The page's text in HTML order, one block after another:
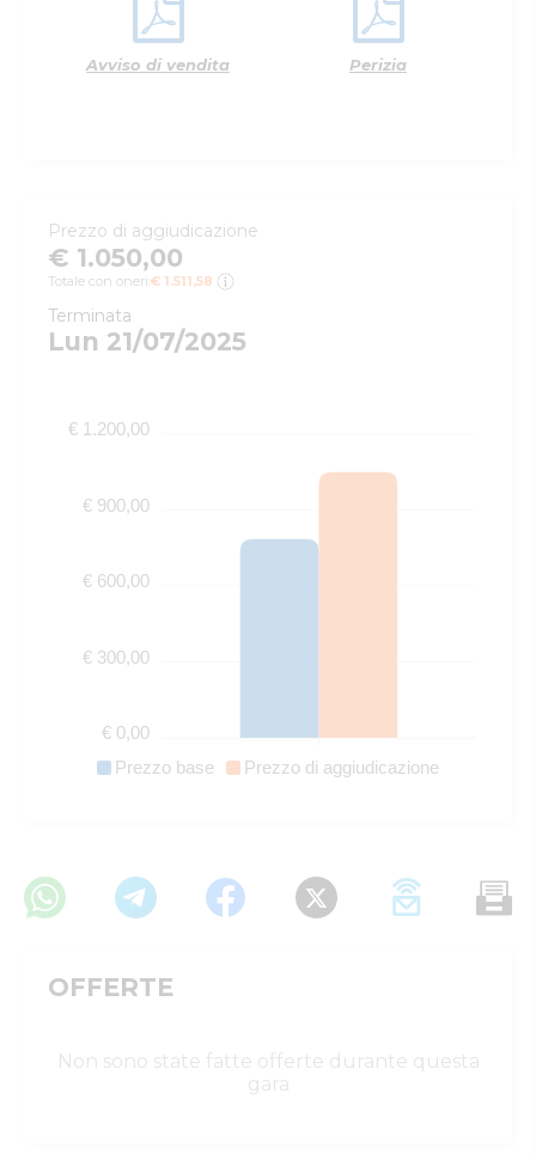
Avviso di vendita Perizia
Prezzo di aggiudicazione
€ 1.050,00
Totale con oneri: € 1.511,58
Terminata
Lun 21/07/2025
Prezzo base Prezzo di aggiudicazione
€ 1.200,00
€ 900,00
€ 600,00
€ 300,00
€ 0,00
OFFERTE
Non sono state fatte offerte durante questa
gara